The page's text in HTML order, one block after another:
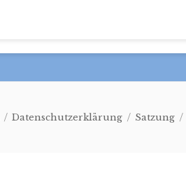
Datenschutzerklärung Satzung